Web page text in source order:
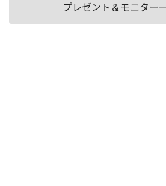
プレゼント＆モニター